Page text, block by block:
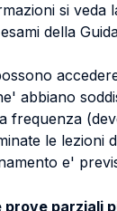
si veda
della
abbiano
frequenza
le lezioni
e'
prove parziali